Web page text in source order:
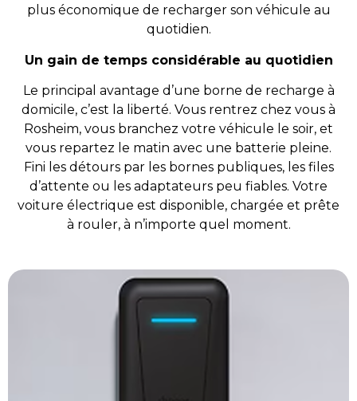
plus économique de recharger son véhicule au
quotidien.
Un gain de temps considérable au quotidien
Le principal avantage d’une borne de recharge à
domicile, c’est la liberté. Vous rentrez chez vous à
Rosheim, vous branchez votre véhicule le soir, et
vous repartez le matin avec une batterie pleine.
Fini les détours par les bornes publiques, les files
d’attente ou les adaptateurs peu fiables. Votre
voiture électrique est disponible, chargée et prête
à rouler, à n’importe quel moment.